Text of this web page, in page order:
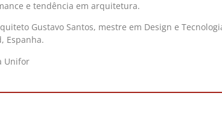
e tendência em arquitetura.
Gustavo Santos, mestre em Design e
Espanha.
Unifor